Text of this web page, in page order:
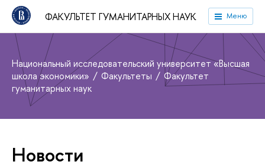
ФАКУЛЬТЕТ ГУМАНИТАРНЫХ НАУК Меню
Национальный исследовательский университет «Высшая
школа экономики»
Факультеты
Факультет
гуманитарных наук
Новости